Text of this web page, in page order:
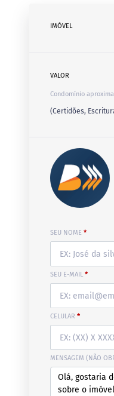
IMÓVEL
VALOR
Condomínio
(Certidões,
SEU NOME *
SEU E-MAIL *
CELULAR *
MENSAGEM (NÃO